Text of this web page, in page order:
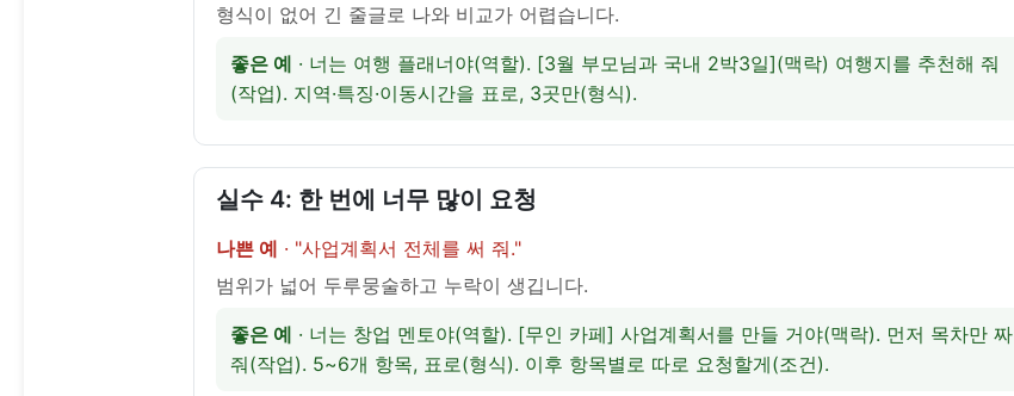
형식이 없어 긴 줄글로 나와 비교가 어렵습니다.
좋은 예 · 너는 여행 플래너야(역할). [3월 부모님과 국내 2박3일](맥락) 여행지를 추천해 줘
(작업). 지역·특징·이동시간을 표로, 3곳만(형식).
실수 4: 한 번에 너무 많이 요청
나쁜 예 · "사업계획서 전체를 써 줘."
범위가 넓어 두루뭉술하고 누락이 생깁니다.
좋은 예 · 너는 창업 멘토야(역할). [무인 카페] 사업계획서를 만들 거야(맥락). 먼저 목차만 짜
줘(작업). 5~6개 항목, 표로(형식). 이후 항목별로 따로 요청할게(조건).